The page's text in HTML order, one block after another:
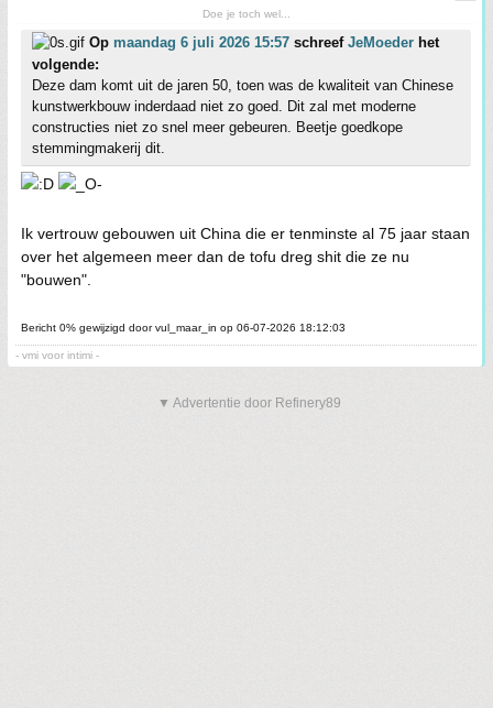
Doe je toch wel...
Op maandag 6 juli 2026 15:57 schreef JeMoeder het
volgende:
Deze dam komt uit de jaren 50, toen was de kwaliteit van Chinese
kunstwerkbouw inderdaad niet zo goed. Dit zal met moderne
constructies niet zo snel meer gebeuren. Beetje goedkope
stemmingmakerij dit.
Ik vertrouw gebouwen uit China die er tenminste al 75 jaar staan
over het algemeen meer dan de tofu dreg shit die ze nu
"bouwen".
Bericht 0% gewijzigd door vul_maar_in op 06-07-2026 18:12:03
- vmi voor intimi -
▼ Advertentie door Refinery89